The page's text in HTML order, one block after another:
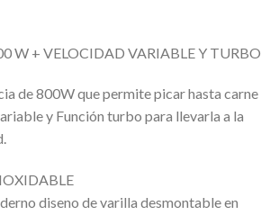
W + VELOCIDAD VARIABLE Y TURBO
de 800W que permite picar hasta carne
y Función turbo para llevarla a la
diseno de varilla desmontable en